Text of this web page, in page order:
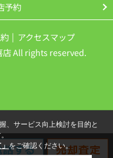
予約
アクセスマップ
All rights reserved.
、サービス向上検討を目的と
」をご確認ください。